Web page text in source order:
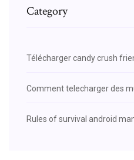
Category
Télécharger candy crush
Comment telecharger des
Rules of survival android